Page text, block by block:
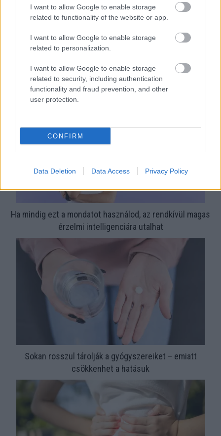
I want to allow Google to enable storage
related to functionality of the website or app.
I want to allow Google to enable storage
related to personalization.
I want to allow Google to enable storage
related to security, including authentication
functionality and fraud prevention, and other
user protection.
CONFIRM
Data Deletion Data Access Privacy Policy
újra csillogó a vízköves csap
Ha mindig ezt a mondatot használod, az rendkívül magas
érzelmi intelligenciára utalhat
Sokan rosszul tárolják a gyógyszereiket – emiatt
csökkenhet a hatásuk